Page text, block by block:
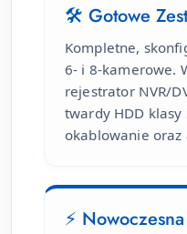
🛠 Gotowe
Kompletne,
6- i 8-kamerowe.
rejestrator NVR/
twardy HDD klasy
okablowanie oraz
⚡